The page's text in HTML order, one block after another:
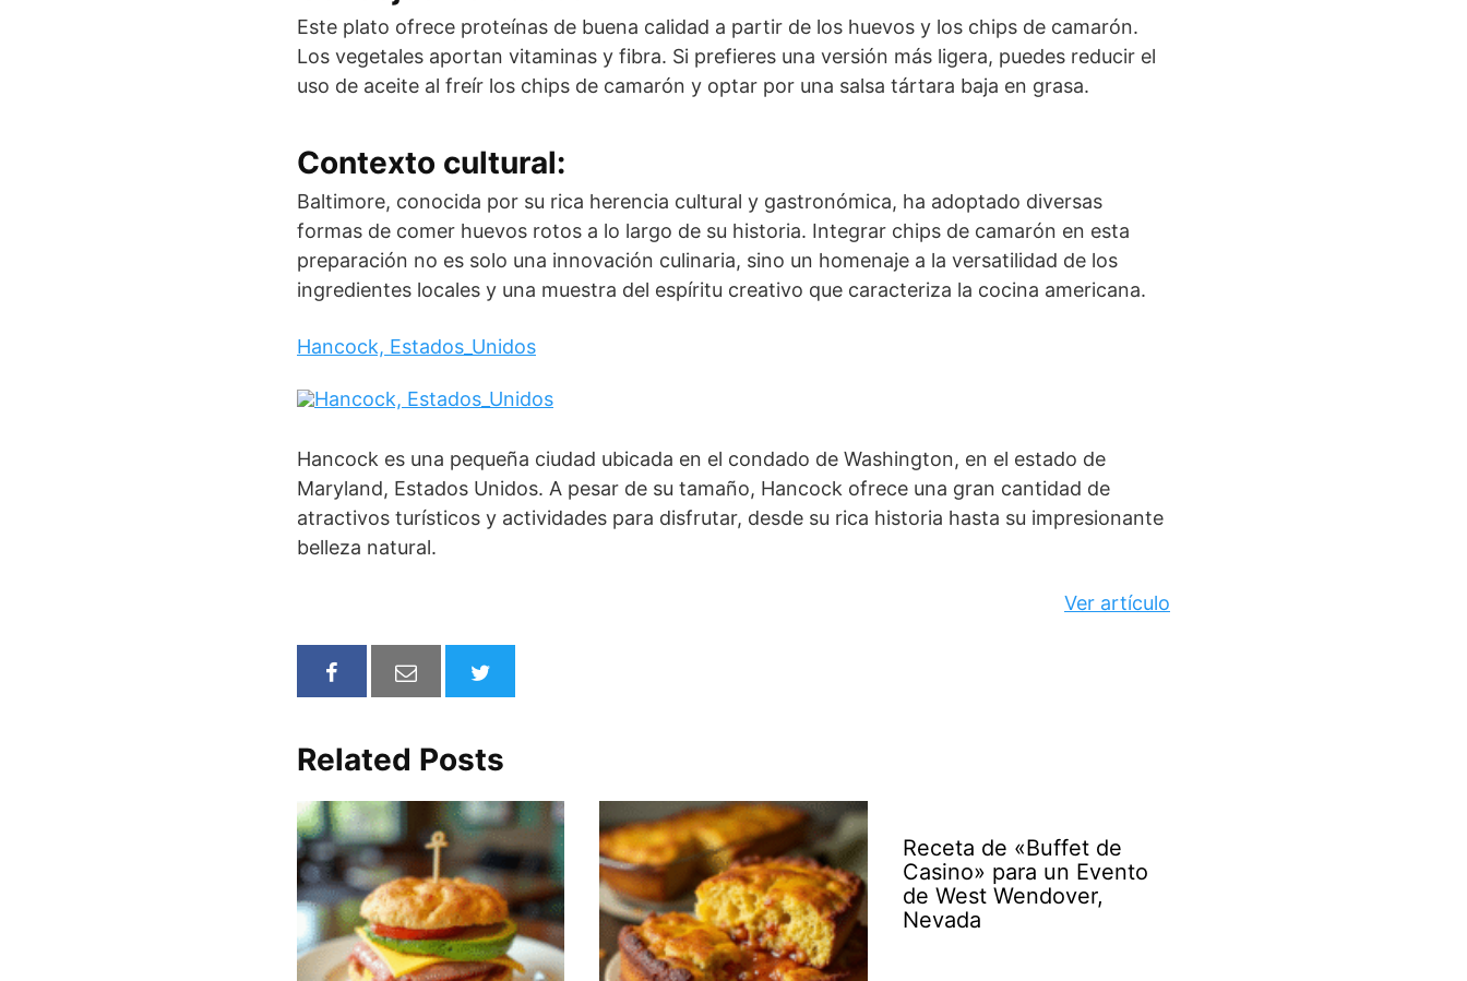
Este plato ofrece proteínas de buena calidad a partir de los huevos y los chips de camarón.
Los vegetales aportan vitaminas y fibra. Si prefieres una versión más ligera, puedes reducir el
uso de aceite al freír los chips de camarón y optar por una salsa tártara baja en grasa.
Contexto cultural:
Baltimore, conocida por su rica herencia cultural y gastronómica, ha adoptado diversas
formas de comer huevos rotos a lo largo de su historia. Integrar chips de camarón en esta
preparación no es solo una innovación culinaria, sino un homenaje a la versatilidad de los
ingredientes locales y una muestra del espíritu creativo que caracteriza la cocina americana.
Hancock, Estados_Unidos
Hancock es una pequeña ciudad ubicada en el condado de Washington, en el estado de
Maryland, Estados Unidos. A pesar de su tamaño, Hancock ofrece una gran cantidad de
atractivos turísticos y actividades para disfrutar, desde su rica historia hasta su impresionante
belleza natural.
Ver artículo
Related Posts
Receta de «Buffet de
Casino» para un Evento
de West Wendover,
Nevada